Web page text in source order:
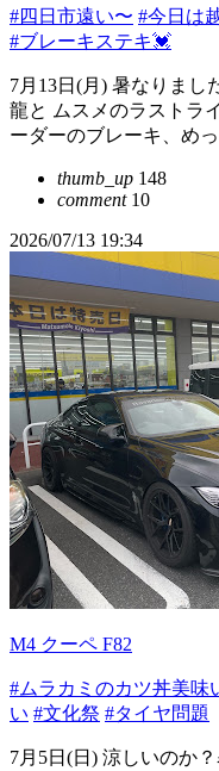
#四日市遠い〜 #今日は
#ブレーキステキ💓
7月13日(月) 暑なりまし
龍と ムスメのラストラ
ーダーのブレーキ、め
thumb_up 148
comment10
2026/07/13 19:34
M4 クーペ F82
#ムラカミのカツ丼美味
い #文化祭 #タイヤ問題
7月5日(日) 涼しいのか